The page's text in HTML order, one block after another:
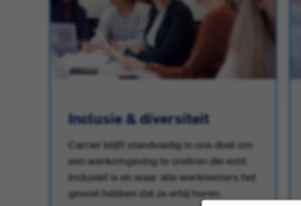
Inclusie & diversiteit
Carrier blijft standvastig in ons doel om
een werkomgeving te creëren die echt
inclusief is en waar alle werknemers het
gevoel hebben dat ze erbij horen.